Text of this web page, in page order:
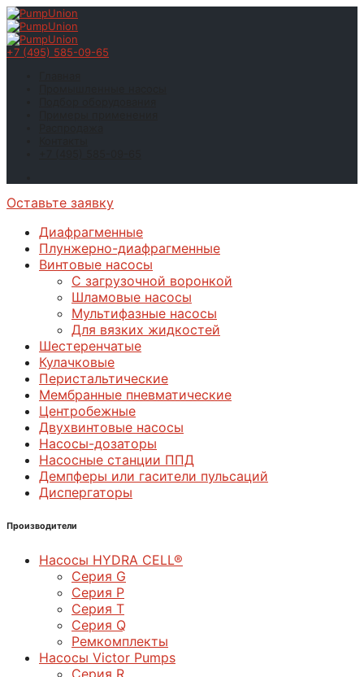
+7 (495) 585-09-65
Оставьте заявку
Диафрагменные
Плунжерно-диафрагменные
Винтовые насосы
С загрузочной воронкой
Шламовые насосы
Мультифазные насосы
Для вязких жидкостей
Шестеренчатые
Кулачковые
Перистальтические
Мембранные пневматические
Центробежные
Двухвинтовые насосы
Насосы-дозаторы
Насосные станции ППД
Демпферы или гасители пульсаций
Диспергаторы
Производители
Насосы HYDRA CELL®
Серия G
Серия P
Серия T
Серия Q
Ремкомплекты
Насосы Victor Pumps
Серия R